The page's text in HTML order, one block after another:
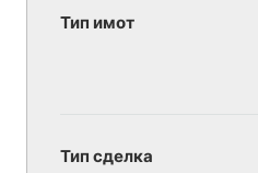
Тип имот
Тип сделка